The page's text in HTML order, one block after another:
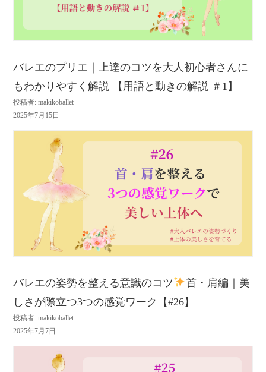
バレエのプリエ｜上達のコツを大人初心者さんに
もわかりやすく解説 【用語と動きの解説 ＃1】
投稿者: makikoballet
2025年7月15日
バレエの姿勢を整える意識のコツ
首・肩編｜美
しさが際立つ3つの感覚ワーク【#26】
投稿者: makikoballet
2025年7月7日